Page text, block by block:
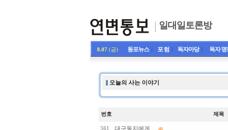
일대일토론방
8.07 (금) 동포뉴스ㅣ 포 럼 독자마당ㅣ 독자 명
오늘의 사는 이야기
번호 제목
561 대구동지에게... (4)